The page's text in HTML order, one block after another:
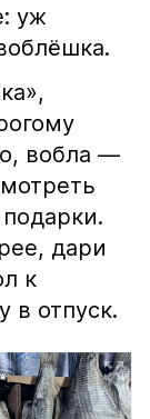
уж
вобла —
дари
к
в отпуск.